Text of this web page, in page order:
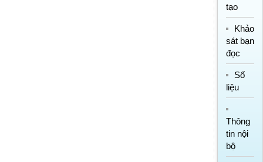
tạo
Khảo
sát bạn
đọc
Số
liệu
Thông
tin nội
bộ